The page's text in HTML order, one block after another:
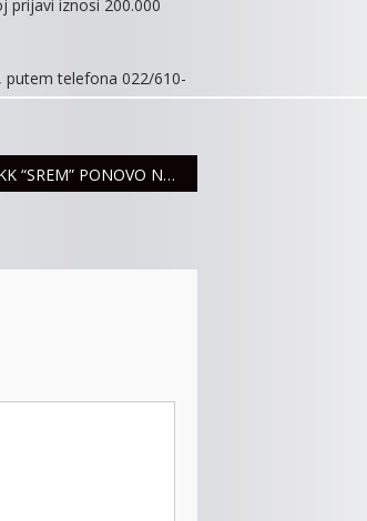
prijavi iznosi 200.000
putem telefona 022/610-
ŽKK “SREM” PONOVO NAJBOLJI U VOJVODINI